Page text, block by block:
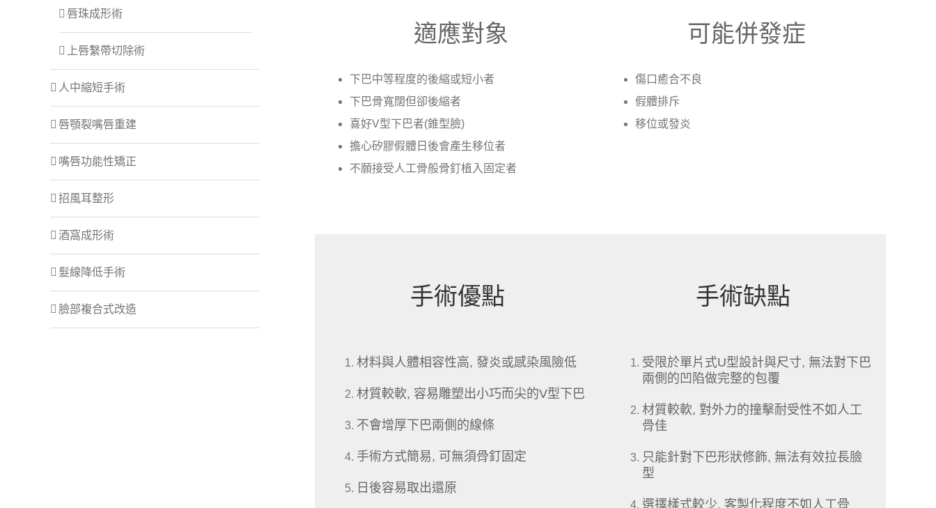
適應對象
下巴中等程度的後縮或短小者
下巴骨寬闊但卻後縮者
喜好V型下巴者(錐型臉)
擔心矽膠假體日後會產生移位者
不願接受人工骨般骨釘植入固定者
可能併發症
傷口癒合不良
假體排斥
移位或發炎
手術優點
材料與人體相容性高, 發炎或感染風險低
材質較軟, 容易雕塑出小巧而尖的V型下巴
不會增厚下巴兩側的線條
手術方式簡易, 可無須骨釘固定
日後容易取出還原
手術缺點
受限於單片式U型設計與尺寸, 無法對下巴
兩側的凹陷做完整的包覆
材質較軟, 對外力的撞擊耐受性不如人工
骨佳
只能針對下巴形狀修飾, 無法有效拉長臉
型
選擇樣式較少, 客製化程度不如人工骨
唇珠成形術
上唇繫帶切除術
人中縮短手術
唇顎裂嘴唇重建
嘴唇功能性矯正
招風耳整形
酒窩成形術
髮線降低手術
臉部複合式改造